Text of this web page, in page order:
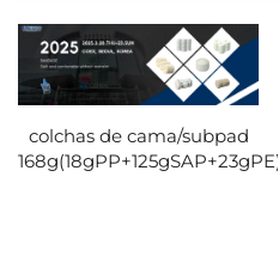
colchas de cama/subpad
168g(18gPP+125gSAP+23gPE)1